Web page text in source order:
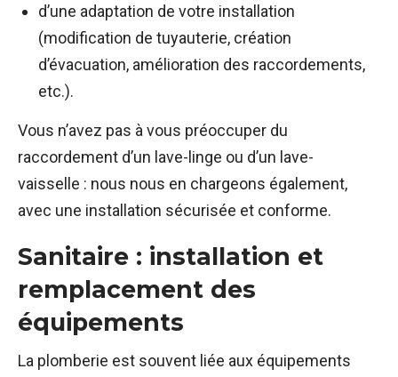
d’une adaptation de votre installation
(modification de tuyauterie, création
d’évacuation, amélioration des raccordements,
etc.).
Vous n’avez pas à vous préoccuper du
raccordement d’un lave-linge ou d’un lave-
vaisselle : nous nous en chargeons également,
avec une installation sécurisée et conforme.
Sanitaire : installation et
remplacement des
équipements
La plomberie est souvent liée aux équipements